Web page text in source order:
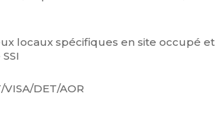
locaux spécifiques en site occupé et
DET/AOR